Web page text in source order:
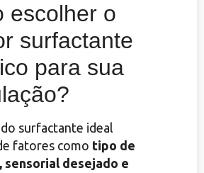
escolher o
surfactante
para sua
surfactante ideal
fatores como tipo de
sensorial desejado e